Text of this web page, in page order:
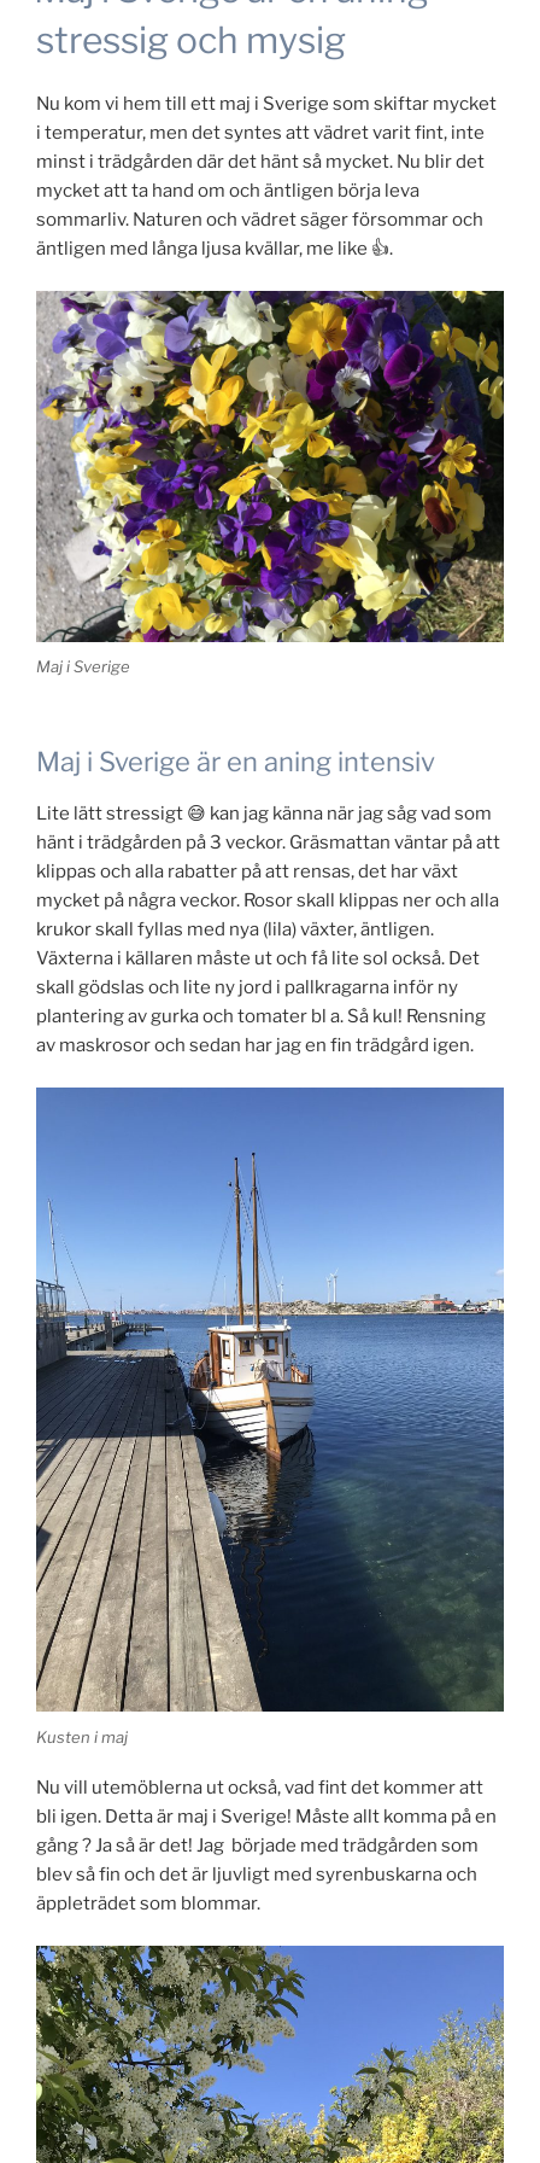
stressig och mysig
Nu kom vi hem till ett maj i Sverige som skiftar mycket
i temperatur, men det syntes att vädret varit fint, inte
minst i trädgården där det hänt så mycket. Nu blir det
mycket att ta hand om och äntligen börja leva
sommarliv. Naturen och vädret säger försommar och
äntligen med långa ljusa kvällar, me like 👍.
Maj i Sverige
Maj i Sverige är en aning intensiv
Lite lätt stressigt 😅 kan jag känna när jag såg vad som
hänt i trädgården på 3 veckor. Gräsmattan väntar på att
klippas och alla rabatter på att rensas, det har växt
mycket på några veckor. Rosor skall klippas ner och alla
krukor skall fyllas med nya (lila) växter, äntligen.
Växterna i källaren måste ut och få lite sol också. Det
skall gödslas och lite ny jord i pallkragarna inför ny
plantering av gurka och tomater bl a. Så kul! Rensning
av maskrosor och sedan har jag en fin trädgård igen.
Kusten i maj
Nu vill utemöblerna ut också, vad fint det kommer att
bli igen. Detta är maj i Sverige! Måste allt komma på en
gång ? Ja så är det! Jag började med trädgården som
blev så fin och det är ljuvligt med syrenbuskarna och
äppleträdet som blommar.